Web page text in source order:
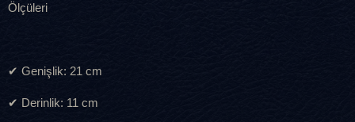
Ölçüleri
✔ Genişlik: 21 cm
✔ Derinlik: 11 cm